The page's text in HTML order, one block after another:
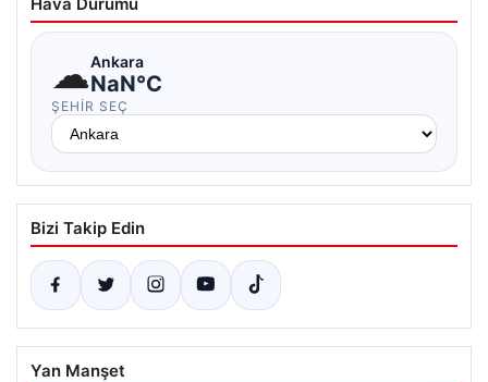
☁Ankara
NaN°C
ŞEHIR SEÇ
Bizi Takip Edin
Yan Manşet